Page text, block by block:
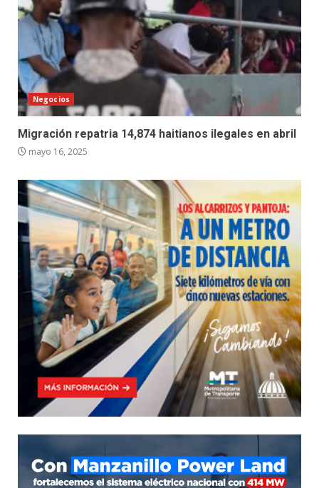
Negocios
Migración repatria 14,874 haitianos ilegales en abril
mayo 16, 2025